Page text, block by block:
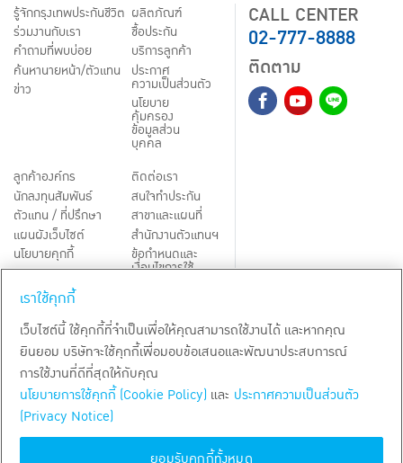
รู้จักกรุงเทพประกันชีวิต
ร่วมงานกับเรา
คำถามที่พบบ่อย
ค้นหานายหน้า/ตัวแทน
ข่าว
ผลิตภัณฑ์
ชื้อประกัน
บริการลูกค้า
ประกาศ
ความเป็นส่วนตัว
นโยบาย
คุ้มครอง
ข้อมูลส่วน
บุคคล
ลูกค้าองค์กร
นักลงทุนสัมพันธ์
ตัวแทน / ที่ปรึกษา
แผนผังเว็บไซต์
นโยบายคุกกี้
Third-Party Notices
ติดต่อเรา
สนใจทำประกัน
สาขาและแผนที่
สำนักงานตัวแทนฯ
ข้อกำหนดและ
เงื่อนไขการใช้
CALL CENTER
02-777-8888
ติดตาม
TH EN
สงวนลิขสิทธิ์ พ.ศ.2569
เราใช้คุกกี้
เว็บไซต์นี้ ใช้คุกกี้ที่จำเป็นเพื่อให้คุณสามารถใช้งานได้ และหากคุณ
ยินยอม บริษัทจะใช้คุกกี้เพื่อมอบข้อเสนอและพัฒนาประสบการณ์
การใช้งานที่ดีที่สุดให้กับคุณ
นโยบายการใช้คุกกี้ (Cookie Policy) และ ประกาศความเป็นส่วนตัว
(Privacy Notice)